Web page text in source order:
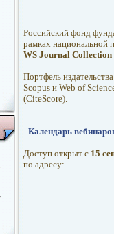
Российский фонд
рамках национальной
WS Journal Collection
Портфель
Scopus и Web of
(CiteScore).
- Календарь
Доступ открыт с15
по адресу: